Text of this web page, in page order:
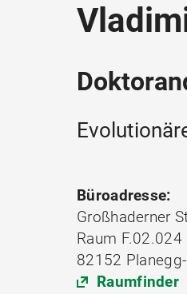
Büroadresse:
Großhaderner
Raum F.02.024
82152
Raumfinder